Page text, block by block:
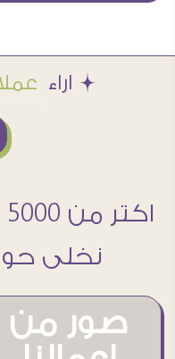
Æ اراء
نخلى
صور من